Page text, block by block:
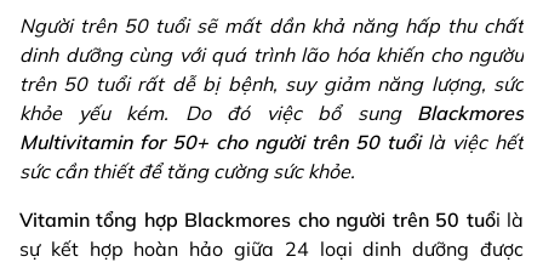
Người trên 50 tuổi sẽ mất dần khả năng hấp thu chất
dinh dưỡng cùng với quá trình lão hóa khiến cho ngườu
trên 50 tuổi rất dễ bị bệnh, suy giảm năng lượng, sức
khỏe yếu kém. Do đó việc bổ sung Blackmores
Multivitamin for 50+ cho người trên 50 tuổilà việc hết
sức cần thiết để tăng cường sức khỏe.
Vitamin tổng hợp Blackmores cho người trên 50 tuổi là
sự kết hợp hoàn hảo giữa 24 loại dinh dưỡng được